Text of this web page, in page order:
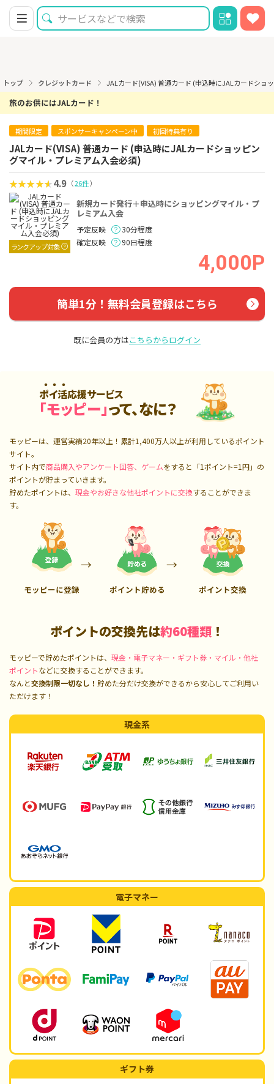
トップ クレジットカード JALカード(VISA) 普通カード (申込時にJALカードショ
旅のお供にはJALカード！
期間限定 スポンサーキャンペーン中 初回特典有り
JALカード(VISA) 普通カード (申込時にJALカードショッピン
グマイル・プレミアム入会必須)
4.9 （26件）
ランクアップ対象
新規カード発行＋申込時にショッピングマイル・プ
レミアム入会
予定反映
30分程度
確定反映
90日程度
4,000P
簡単1分！無料会員登録はこちら
既に会員の方はこちらからログイン
ポイ活応援サービス
「モッピー」って、なに？
モッピーは、運営実績20年以上！累計1,400万人以上が利用しているポイント
サイト。
サイト内で商品購入やアンケート回答、ゲームをすると「1ポイント=1円」の
ポイントが貯まっていきます。
貯めたポイントは、 現金やお好きな他社ポイントに交換することができま
す。
モッピーに登録 ポイント貯める ポイント交換
ポイントの交換先は約60種類 ！
モッピーで貯めたポイントは、 現金・電子マネー・ギフト券・マイル・他社
ポイントなどに交換することができます。
なんと交換制限一切なし！ 貯めた分だけ交換ができるから安心してご利用い
ただけます！
現金系
電子マネー
ギフト券